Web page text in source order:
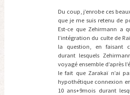
Du coup, j’enrobe ces
que je me suis retenu de
Est-ce que Zehirmann a
l’intégration du culte de
la question, en faisant
durant lesquels
voyagé ensemble d’après
le fait que Zarakaï n’ai
hypothétique connexion
10 ans+9mois durant